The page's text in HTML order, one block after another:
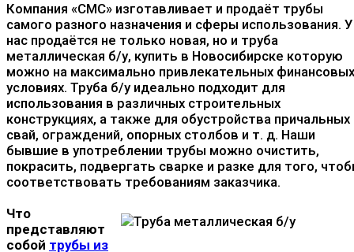
Компания «СМС» изготавливает и продаёт трубы
самого разного назначения и сферы использования. У
нас продаётся не только новая, но и труба
металлическая б/у, купить в Новосибирске которую
можно на максимально привлекательных финансовых
условиях. Труба б/у идеально подходит для
использования в различных строительных
конструкциях, а также для обустройства причальных
свай, ограждений, опорных столбов и т. д. Наши
бывшие в употреблении трубы можно очистить,
покрасить, подвергать сварке и разке для того,
соответствовать требованиям заказчика.
Что
представляют
собой трубы из